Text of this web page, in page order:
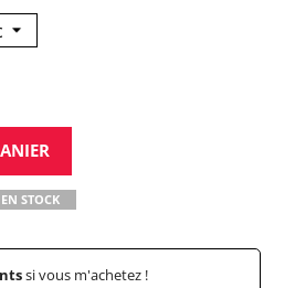
STOCK
si vous m'achetez !